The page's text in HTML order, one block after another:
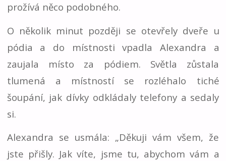
prožívá něco podobného.
O několik minut později se otevřely dveře u
pódia a do místnosti vpadla Alexandra a
zaujala místo za pódiem. Světla zůstala
tlumená a místností se rozléhalo tiché
šoupání, jak dívky odkládaly telefony a sedaly
si.
Alexandra se usmála: „Děkuji vám všem, že
jste přišly. Jak víte, jsme tu, abychom vám a